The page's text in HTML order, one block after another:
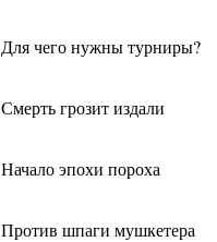
Для чего нужны турниры?
Смерть грозит издали
Начало эпохи пороха
Против шпаги мушкетера